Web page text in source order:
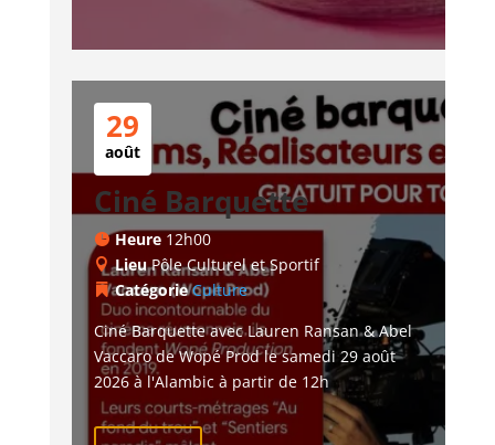
29
août
Ciné Barquette
Heure 12h00
LieuPôle Culturel et Sportif
CatégorieCulture
Ciné Barquette avec Lauren Ransan & Abel
Vaccaro de Wopé Prod le samedi 29 août
2026 à l'Alambic à partir de 12h